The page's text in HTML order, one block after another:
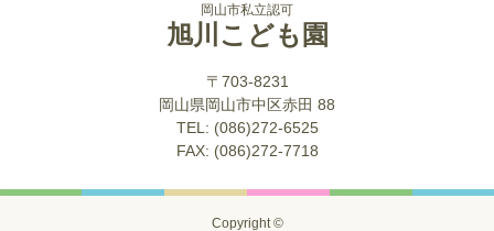
岡山市私立認可
旭川こども園
〒703-8231
岡山県岡山市中区赤田 88
TEL: (086)272-6525
FAX: (086)272-7718
Copyright ©